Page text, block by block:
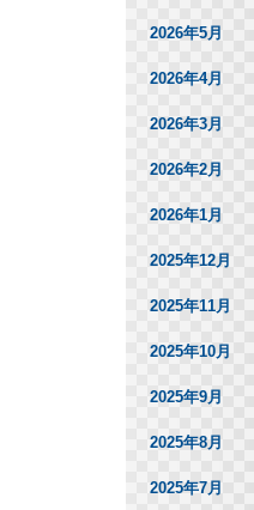
2026年5月
2026年4月
2026年3月
2026年2月
2026年1月
2025年12月
2025年11月
2025年10月
2025年9月
2025年8月
2025年7月